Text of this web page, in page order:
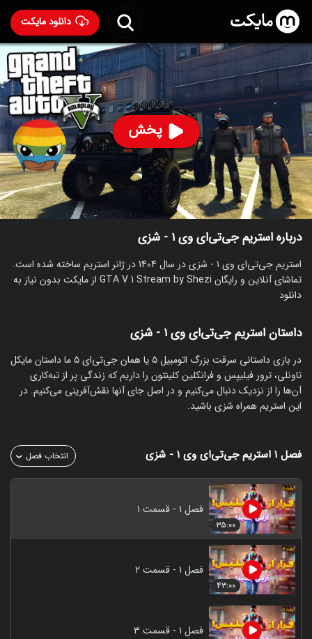
دانلود مایکت
پخش
استریم جی‌تی‌ای وی ۱ - شزی ساخت 1404
۱۱۶ 65 %
ساخت ایران سال 1404
رده سنی ۱۳+
استریم
توضیحات قسمت‌ها سریال‌های مشابه
درباره استریم جی‌تی‌ای وی ۱ - شزی
استریم جی‌تی‌ای وی ۱ - شزی در سال 1404 در ژانر استریم ساخته شده است.
تماشای آنلاین و رایگان GTA V 1 Stream by Shezi از مایکت بدون نیاز به
دانلود
داستان استریم جی‌تی‌ای وی ۱ - شزی
‏در بازی داستانی سرقت بزرگ اتومبیل ۵ یا همان جی‌تی‌ای ۵ ما داستان مایکل
تاونلی، ترور فیلیپس و فرانکلین کلینتون را داریم که زندگی پر از تبه‌کاری
آن‌ها را از نزدیک دنبال می‌کنیم و در اصل جای آنها نقش‌آفرینی می‌کنیم. در
این استریم همراه شزی باشید.
فصل ۱ استریم جی‌تی‌ای وی ۱ - شزی انتخاب فصل
۳۵:۰۰
فصل ۱ - قسمت ۱
۴۳:۰۰
فصل ۱ - قسمت ۲
فصل ۱ - قسمت ۳